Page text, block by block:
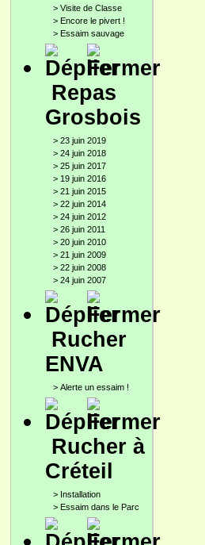
> Visite de Classe
> Encore le pivert !
> Essaim sauvage
Repas
Grosbois
> 23 juin 2019
> 24 juin 2018
> 25 juin 2017
> 19 juin 2016
> 21 juin 2015
> 22 juin 2014
> 24 juin 2012
> 26 juin 2011
> 20 juin 2010
> 21 juin 2009
> 22 juin 2008
> 24 juin 2007
Rucher
ENVA
> Alerte un essaim !
Rucher à
Créteil
> Installation
> Essaim dans le Parc